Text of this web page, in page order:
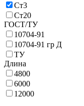
Ст3
Ст20
ГОСТ/ТУ
10704-91
10704-91 гр Д
ТУ
Длина
4800
6000
12000